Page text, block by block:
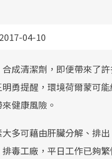
2017-04-10
成清潔劑，即便帶來了
勇提醒，環境荷爾蒙可
健康風險。
多可藉由肝臟分解、排
毒工廠，平日工作已夠